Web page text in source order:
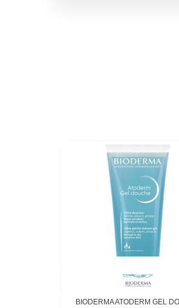
BIODERMA ATODERM GEL